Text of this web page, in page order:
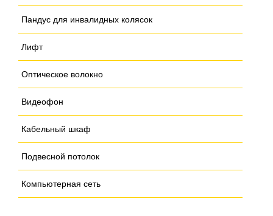
Пандус для инвалидных колясок
Лифт
Оптическое волокно
Видеофон
Кабельный шкаф
Подвесной потолок
Компьютерная сеть